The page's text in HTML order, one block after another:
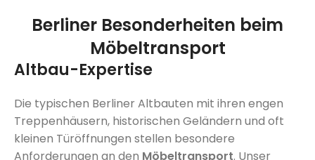
Berliner Besonderheiten beim
Möbeltransport
Altbau-Expertise
Die typischen Berliner Altbauten mit ihren engen
Treppenhäusern, historischen Geländern und oft
kleinen Türöffnungen stellen besondere
Anforderungen an den Möbeltransport. Unser